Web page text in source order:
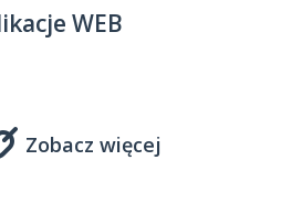
WEB
Zobacz więcej